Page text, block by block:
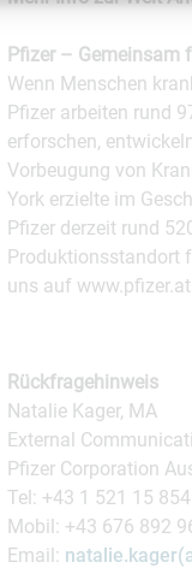
Pfizer – Gemeinsam
Wenn Menschen
Pfizer arbeiten rund
erforschen,
Vorbeugung von
York erzielte im
Pfizer derzeit rund
Produktionsstandort
uns auf
Rückfragehinweis
Natalie Kager, MA
External
Pfizer Corporation
Tel: +43 1 521 15 854
Mobil: +43 676 892
Email: